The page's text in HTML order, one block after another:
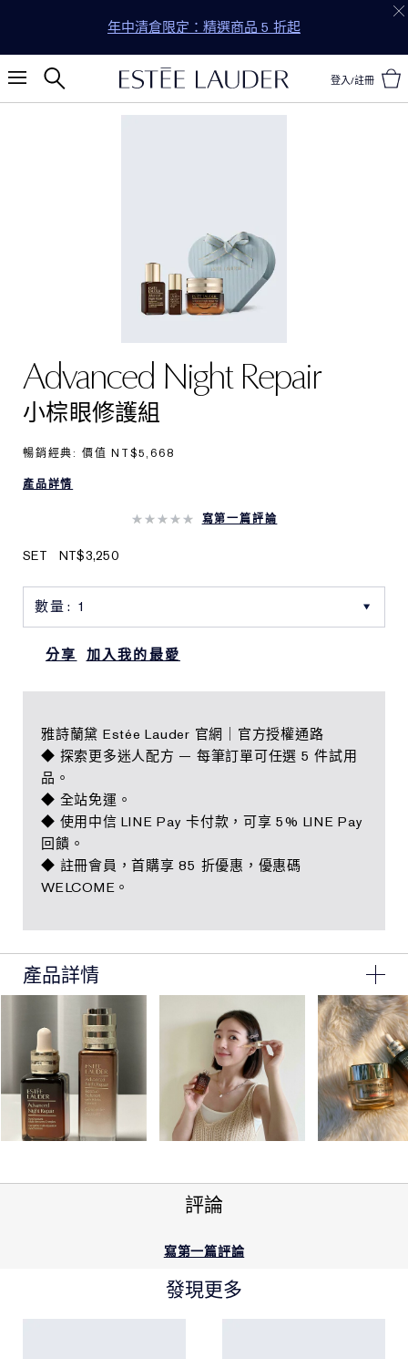
年中清倉限定：精選商品 5 折起
登入/註冊
Advanced Night Repair
小棕眼修護組
暢銷經典: 價值 NT$5,668
產品詳情
寫第一篇評論
SET NT$3,250
分享 加入我的最愛
雅詩蘭黛 Estée Lauder 官網｜官方授權通路
◆ 探索更多迷人配方 — 每筆訂單可任選 5 件試用
品。
◆ 全站免運。
◆ 使用中信 LINE Pay 卡付款，可享 5% LINE Pay
回饋。
◆ 註冊會員，首購享 85 折優惠，優惠碼
WELCOME。
產品詳情
數量有限，售完為止。 心型禮盒為限量附贈，若贈送完畢，
本組商品出貨將不含此心型禮盒。
組合包含:
Advanced Night Repair 特潤全能修護亮眼霜 15ml
Advanced Night Repair 特潤超導全方位修護露 15ml
評論
寫第一篇評論
發現更多